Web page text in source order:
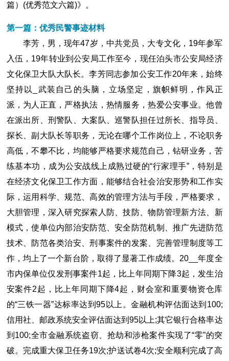
篇）(优秀范文六篇)》。
第一篇：优秀民警事迹材料
李芳，男，现年47岁，中共党员，大专文化，19年参军
入伍，19年转业到公安局工作至今，现任泊头市公安局经济
文化保卫大队大队长。李芳同志参加公安工作20年来，始终
坚持以_武装自己的头脑，立场坚定，旗帜鲜明，作风正
派，为人正直，严格执法，热情服务，热爱公安事业。他曾
在派出所、刑警队、大案队、巡警队担任过所长、指导员、
探长、副大队长等职务，无论在哪个工作岗位上，不论职务
高低，不攀不比，均能够严格要求规范自己，钻研业务，苦
练基本功，成为公安战线上成熟过硬的“行家理手”，特别是
在经济文化保卫工作方面，能够结合社会治安形势和工作实
际，运用科学、规范、高效的管理方法与手段，严格要求，
大胆管理，深入研究探索人防、技防、物防管理新方法、新
模式，使单位内部治安防范、安全防范机制、推广先进防范
技术、防范各类治安、刑事案件的发案、完善管理制度等工
作，均上了一个新台阶，取得了显著工作成绩。20__年度全
市内保单位仅发刑事案件1起，比上年同期下降3起，发生治
安案件2起，比上年同期下降4起，财会室和重要物资仓库
的“三铁一器”达标率达到95以上。金融机构评估面达到100;
信用社、邮政系统安全评估面达到95以上;其它银行合格率达
到100;全市金融系统盗窃、抢劫和涉枪案件实现了“零”的突
破。完成重大保卫任务19次;护送试卷4次;安全顺利完成了高